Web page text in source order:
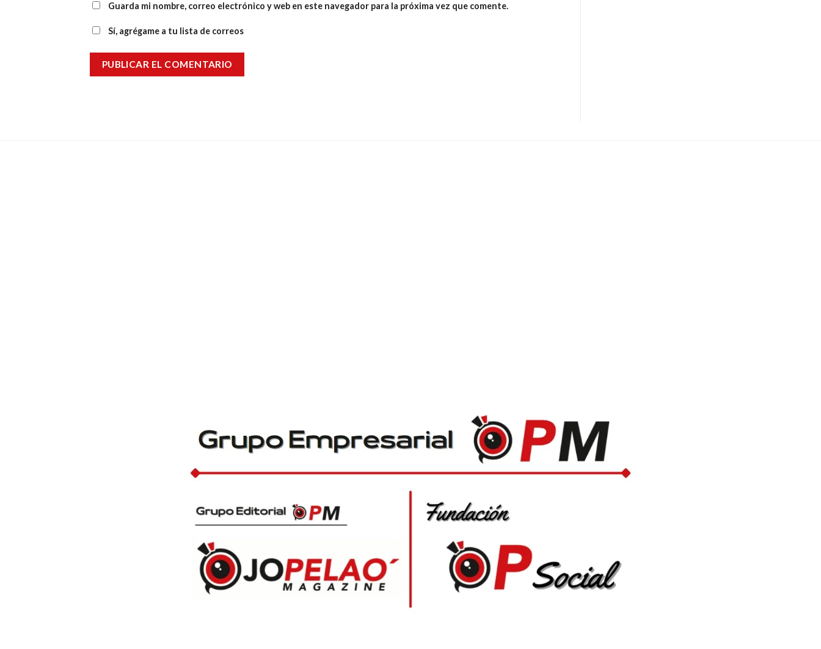
Guarda mi nombre, correo electrónico y web en este navegador para la próxima vez que comente.
Sí, agrégame a tu lista de correos